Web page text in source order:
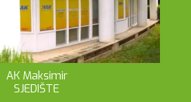
AK Maksimir
SJEDIŠTE